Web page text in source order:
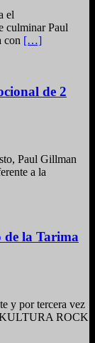
el
Paul
con […]
de 2
Paul Gillman
a la
de la Tarima
y por tercera vez
KULTURA ROCK